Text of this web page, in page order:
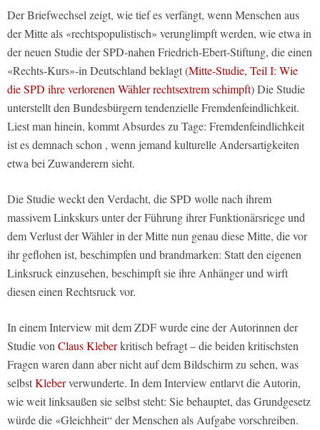
Der Briefwechsel zeigt, wie tief es verfängt, wenn Menschen aus
der Mitte als «rechtspopulistisch» verunglimpft werden, wie etwa in
der neuen Studie der SPD-nahen Friedrich-Ebert-Stiftung, die einen
«Rechts-Kurs»-in Deutschland beklagt (Mitte-Studie, Teil I: Wie
die SPD ihre verlorenen Wähler rechtsextrem schimpft) Die Studie
unterstellt den Bundesbürgern tendenzielle Fremdenfeindlichkeit.
Liest man hinein, kommt Absurdes zu Tage: Fremdenfeindlichkeit
ist es demnach schon , wenn jemand kulturelle Andersartigkeiten
etwa bei Zuwanderern sieht.
Die Studie weckt den Verdacht, die SPD wolle nach ihrem
massivem Linkskurs unter der Führung ihrer Funktionärsriege und
dem Verlust der Wähler in der Mitte nun genau diese Mitte, die vor
ihr geflohen ist, beschimpfen und brandmarken: Statt den eigenen
Linksruck einzusehen, beschimpft sie ihre Anhänger und wirft
diesen einen Rechtsruck vor.
In einem Interview mit dem ZDF wurde eine der Autorinnen der
Studie von Claus Kleberkritisch befragt – die beiden kritischsten
Fragen waren dann aber nicht auf dem Bildschirm zu sehen, was
selbstKleberverwunderte. In dem Interview entlarvt die Autorin,
wie weit linksaußen sie selbst steht: Sie behauptet, das Grundgesetz
würde die «Gleichheit“ der Menschen als Aufgabe vorschreiben.